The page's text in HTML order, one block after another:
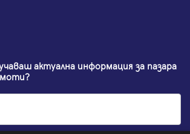
актуална информация за пазара